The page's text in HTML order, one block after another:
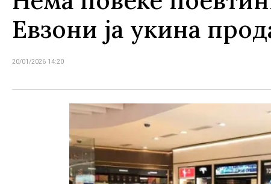
Евзони ја укина
20/01/2026 14:20